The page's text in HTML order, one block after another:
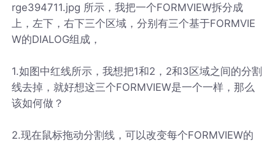
rge394711.jpg 所示，我把一个FORMVIEW拆分成
上，左下，右下三个区域，分别有三个基于FORMVIE
W的DIALOG组成，
1.如图中红线所示，我想把1和2，2和3区域之间的分割
线去掉，就好想这三个FORMVIEW是一个一样，那么
该如何做？
2.现在鼠标拖动分割线，可以改变每个FORMVIEW的